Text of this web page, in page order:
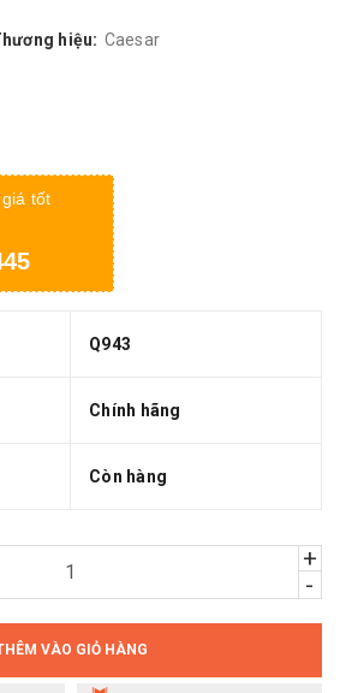
hiệu: Caesar
tốt
Q943
Chính hãng
Còn hàng
+
-
VÀO GIỎ HÀNG